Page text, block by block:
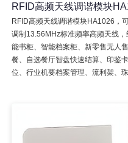
RFID高频天线调谐模块
RFID高频天线调谐模块HA1026，
调制13.56MHz标准频率高频天线
能书柜、智能档案柜、新零售无人
餐、自选餐厅智盘快速结算、印鉴
位、行业机要档案管理、流利架、